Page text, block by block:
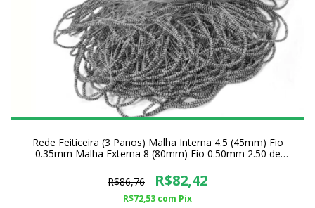
Rede Feiticeira (3 Panos) Malha Interna 4.5 (45mm) Fio
0.35mm Malha Externa 8 (80mm) Fio 0.50mm 2.50 de
R$86,76
R$82,42
R$72,53 com Pix